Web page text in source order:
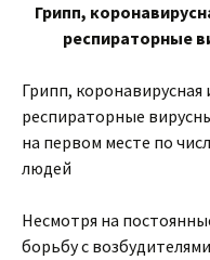
Грипп,
респираторные
Грипп,
респираторные
на первом месте по
людей
Несмотря на
борьбу с